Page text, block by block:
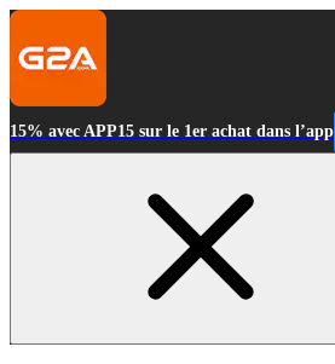
15% avec APP15 sur le 1er achat dans l’app